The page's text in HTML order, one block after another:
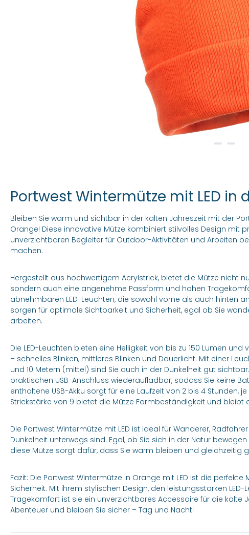
Portwest Wintermütze mit LED in
Bleiben Sie warm und sichtbar in der kalten Jahreszeit mit der
Orange! Diese innovative Mütze kombiniert stilvolles Design mit
unverzichtbaren Begleiter für Outdoor-Aktivitäten und Arbeiten
machen.
Hergestellt aus hochwertigem Acrylstrick, bietet die Mütze nicht
sondern auch eine angenehme Passform und hohen
abnehmbaren LED-Leuchten, die sowohl vorne als auch hinten
sorgen für optimale Sichtbarkeit und Sicherheit, egal ob Sie
arbeiten.
Die LED-Leuchten bieten eine Helligkeit von bis zu 150 Lumen
– schnelles Blinken, mittleres Blinken und Dauerlicht. Mit einer
und 10 Metern (mittel) sind Sie auch in der Dunkelheit gut
praktischen USB-Anschluss wiederaufladbar, sodass Sie keine
enthaltene USB-Akku sorgt für eine Laufzeit von 2 bis 4 Stunden,
Strickstärke von 9 bietet die Mütze Formbeständigkeit und bleibt
Die Portwest Wintermütze mit LED ist ideal für Wanderer,
Dunkelheit unterwegs sind. Egal, ob Sie sich in der Natur
diese Mütze sorgt dafür, dass Sie warm bleiben und gleichzeitig
Fazit: Die Portwest Wintermütze in Orange mit LED ist die
Sicherheit. Mit ihrem stylischen Design, den leistungsstarken
Tragekomfort ist sie ein unverzichtbares Accessoire für die kalte
Abenteuer und bleiben Sie sicher – Tag und Nacht!